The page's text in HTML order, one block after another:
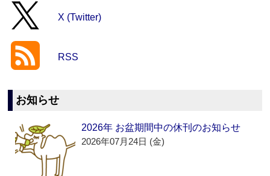
X (Twitter)
RSS
お知らせ
2026年 お盆期間中の休刊のお知らせ
2026年07月24日 (金)